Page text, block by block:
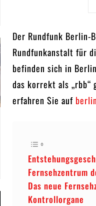
Der Rundfunk
Rundfunkanstalt für
befinden sich in
das korrekt als „rbb“
erfahren Sie auf
Fernsehzentrum
Das neue
Kontrollorgane